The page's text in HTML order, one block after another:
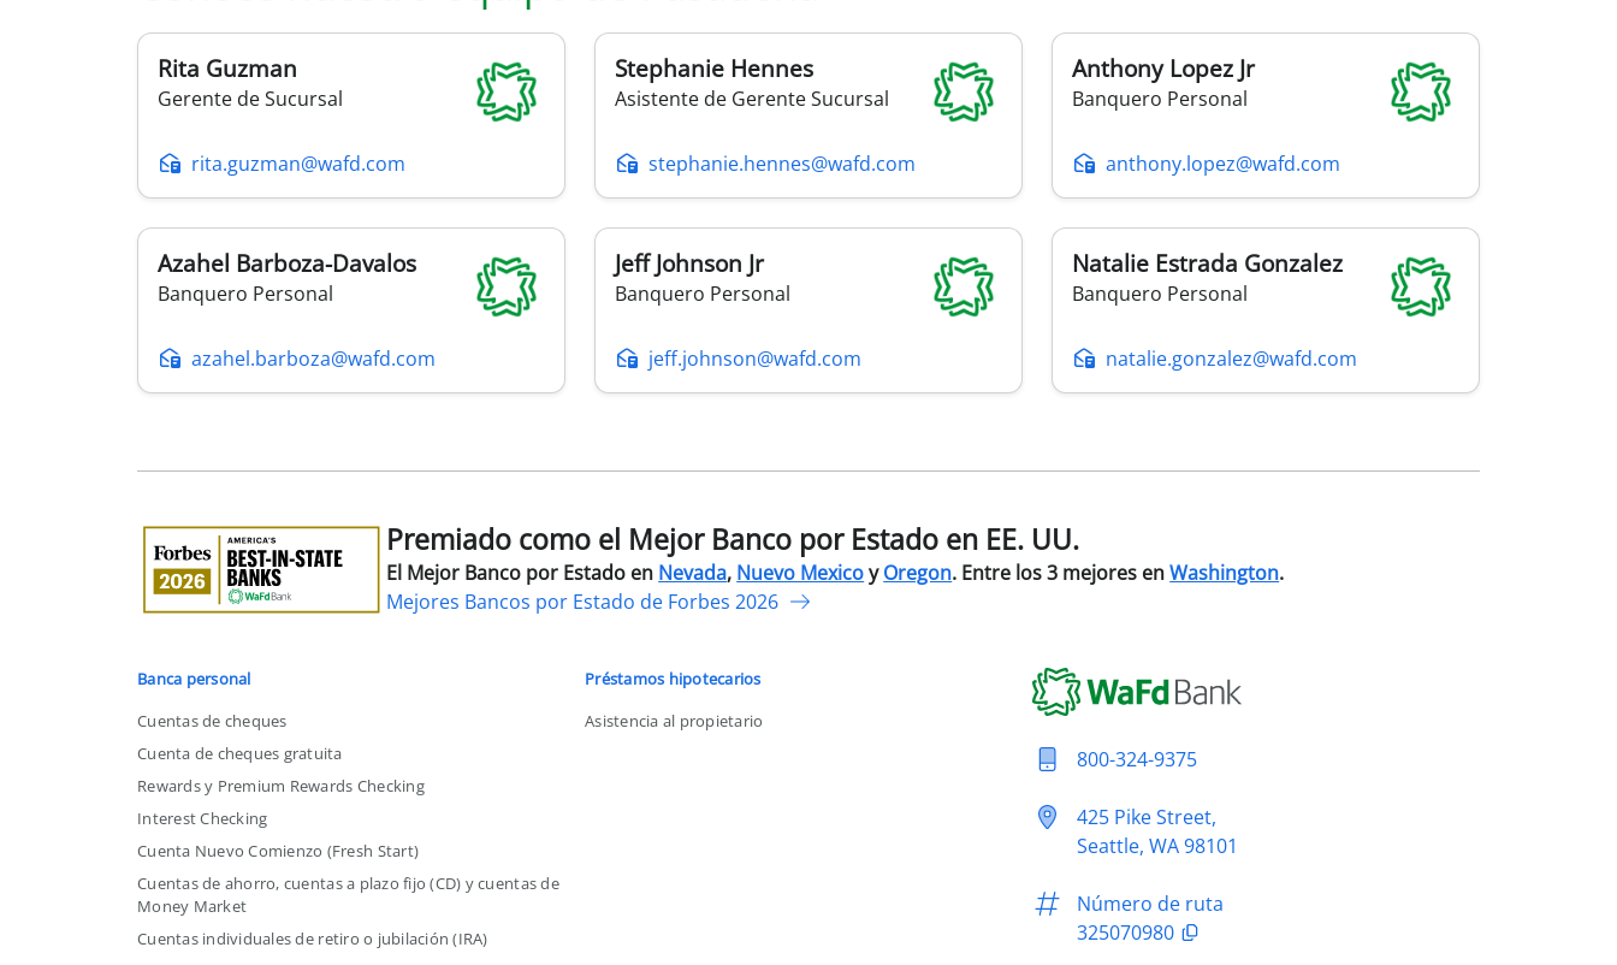
Rita Guzman
Gerente de Sucursal
rita.guzman@wafd.com
Stephanie Hennes
Asistente de Gerente Sucursal
stephanie.hennes@wafd.com
Anthony Lopez Jr
Banquero Personal
anthony.lopez@wafd.com
Azahel Barboza-Davalos
Banquero Personal
azahel.barboza@wafd.com
Jeff Johnson Jr
Banquero Personal
jeff.johnson@wafd.com
Natalie Estrada Gonzalez
Banquero Personal
natalie.gonzalez@wafd.com
Premiado
como
el
Mejor
UU.
Premiado como el Mejor Banco por Estado en EE. UU.
El Mejor Banco por Estado en Nevada, Nuevo Mexicoy Oregon. Entre los 3 mejores enWashington.
Mejores Bancos por Estado de Forbes 2026
Banca personal
Cuentas de cheques
Cuenta de cheques gratuita
Rewards y Premium Rewards Checking
Interest Checking
Cuenta Nuevo Comienzo (Fresh Start)
Cuentas de ahorro, cuentas a plazo fijo (CD) y cuentas de
Money Market
Cuentas individuales de retiro o jubilación (IRA)
Préstamos hipotecarios
Asistencia al propietario
800-324-9375
425 Pike Street,
Seattle, WA 98101
Número de ruta
325070980